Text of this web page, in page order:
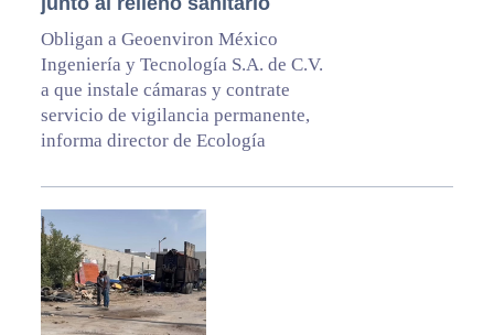
Obligan a Geoenviron México
Ingeniería y Tecnología S.A. de C.V.
a que instale cámaras y contrate
servicio de vigilancia permanente,
informa director de Ecología